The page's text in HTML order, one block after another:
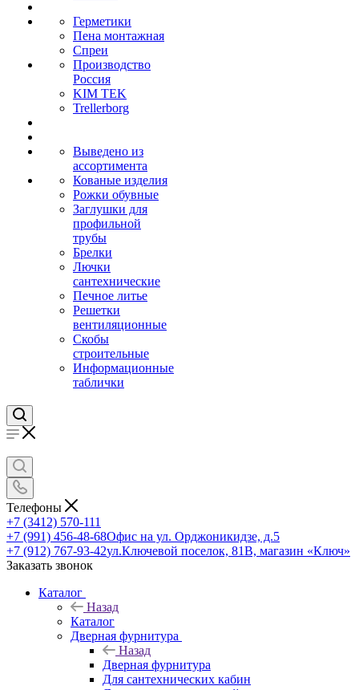
Герметики
Пена монтажная
Спреи
Производство
Россия
KIM TEK
Trellerborg
Выведено из
ассортимента
Кованые изделия
Рожки обувные
Заглушки для
профильной
трубы
Брелки
Лючки
сантехнические
Печное литье
Решетки
вентиляционные
Скобы
строительные
Информационные
таблички
Телефоны
+7 (3412) 570-111
+7 (991) 456-48-68Офис на ул. Орджоникидзе, д.5
+7 (912) 767-93-42ул.Ключевой поселок, 81В, магазин «Ключ»
Заказать звонок
Каталог
Назад
Каталог
Дверная фурнитура
Назад
Дверная фурнитура
Для сантехнических кабин